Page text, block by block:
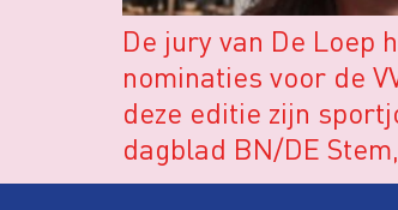
De jury van De Loep
nominaties voor de
deze editie zijn
dagblad BN/DE